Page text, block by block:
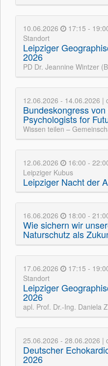
10.06.2026
17:15 -
Standort
Leipziger
2026
PD Dr. Jeannine Wintzer
12.06.2026 - 14.06.2026 |
Bundeskongress
Psychologists for
Wissen teilen –
12.06.2026
16:00 -
Leipziger Kubus
Leipziger Nacht der
16.06.2026 18:00 -
Wie sichern wir
Naturschutz als
17.06.2026
17:15 -
Standort
Leipziger
2026
apl. Prof. Dr.-Ing. Daniela
25.06.2026 - 28.06.2026 |
Deutscher
2026